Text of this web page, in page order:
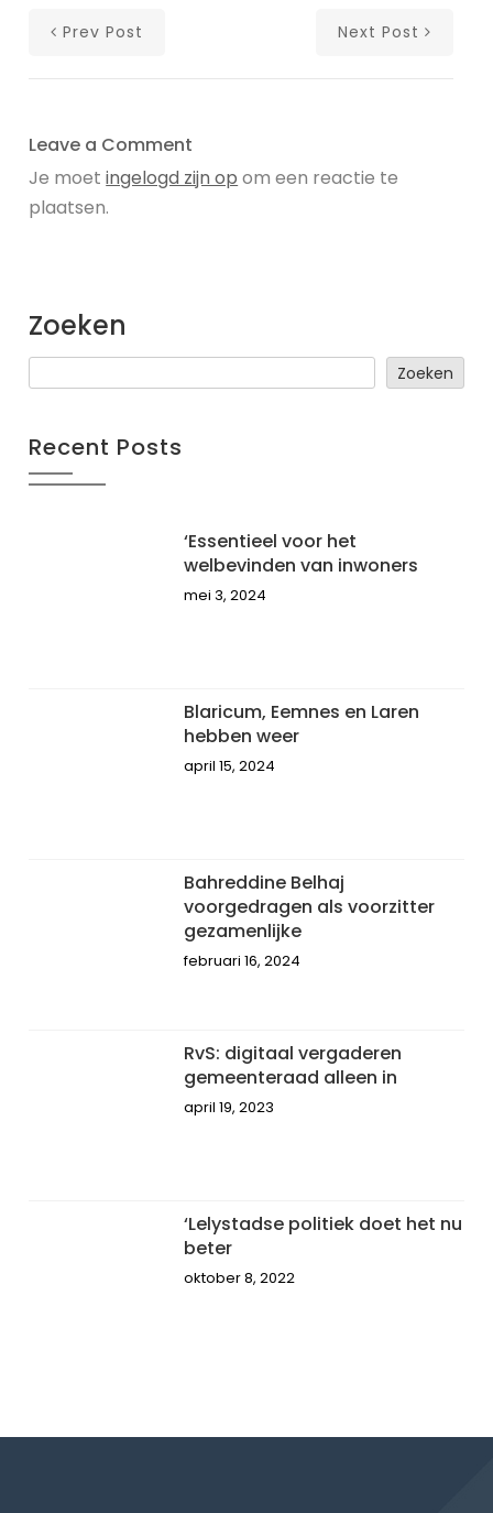
Prev Post Next Post
Leave a Comment
Je moetingelogd zijn op om een reactie te
plaatsen.
Zoeken
Zoeken
Recent Posts
‘Essentieel voor het
welbevinden van inwoners
mei 3, 2024
Blaricum, Eemnes en Laren
hebben weer
april 15, 2024
Bahreddine Belhaj
voorgedragen als voorzitter
gezamenlijke
februari 16, 2024
RvS: digitaal vergaderen
gemeenteraad alleen in
april 19, 2023
‘Lelystadse politiek doet het nu
beter
oktober 8, 2022